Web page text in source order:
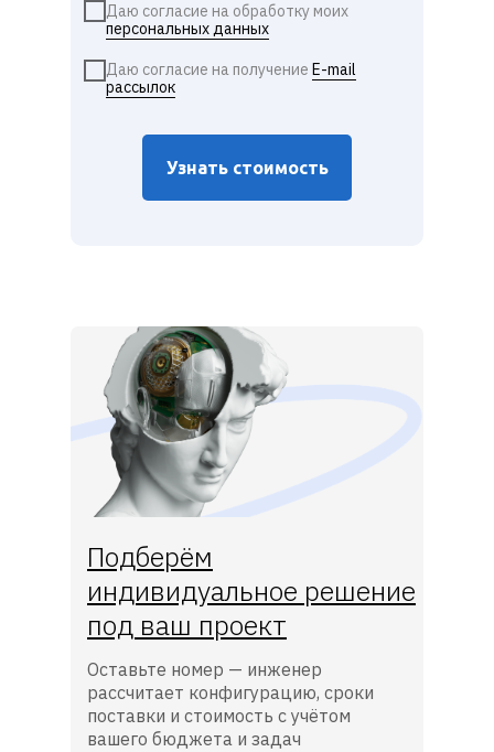
Узнать стоимость
Даю согласие на обработку моих
персональных данных
Даю согласие на получение E-mail
рассылок
Оставьте номер — инженер
рассчитает конфигурацию, сроки
поставки и стоимость с учётом
вашего бюджета и задач
Подберём
индивидуальное решение
под ваш проект